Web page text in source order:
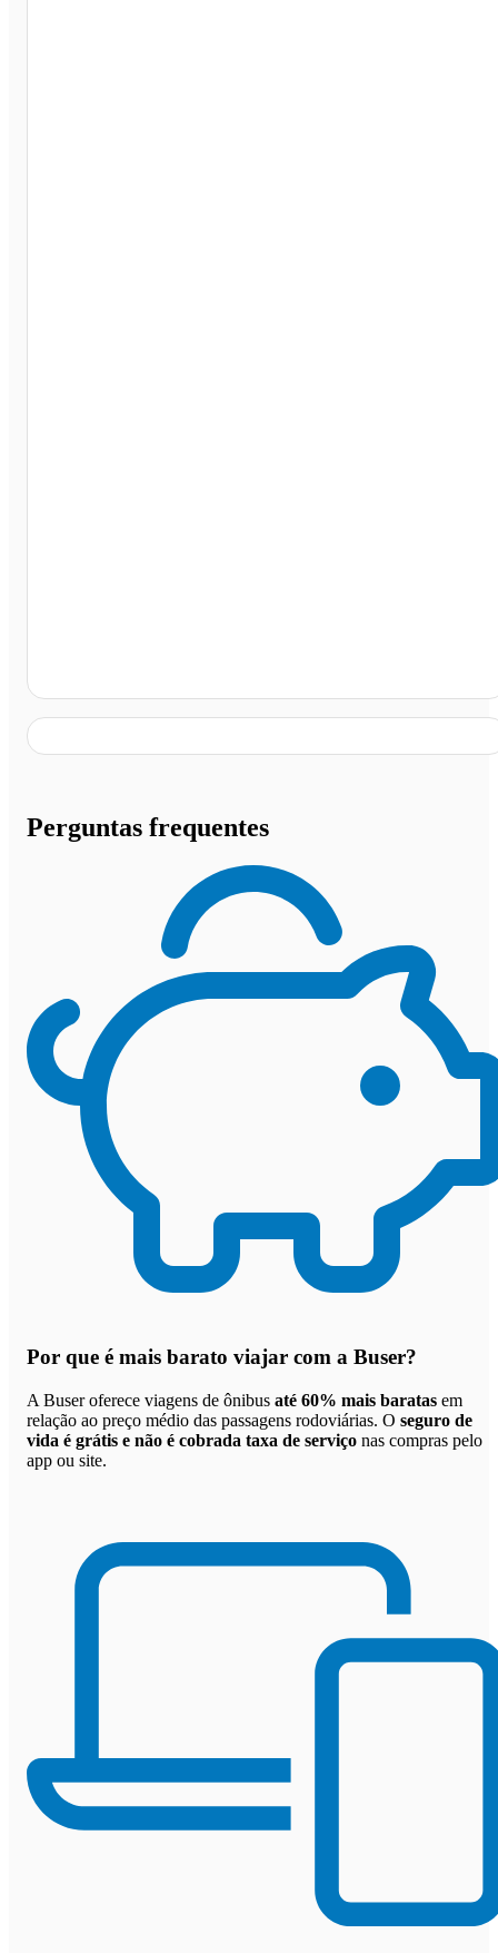
Perguntas frequentes
Por que é mais barato viajar com a Buser?
A Buser oferece viagens de ônibus até 60% mais baratas em
relação ao preço médio das passagens rodoviárias. O seguro de
vida é grátis e não é cobrada taxa de serviço nas compras pelo
app ou site.